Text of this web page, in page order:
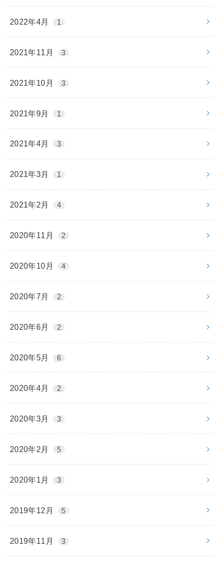
2022年4月 1
2021年11月 3
2021年10月 3
2021年9月 1
2021年4月 3
2021年3月 1
2021年2月 4
2020年11月 2
2020年10月 4
2020年7月 2
2020年6月 2
2020年5月 6
2020年4月 2
2020年3月 3
2020年2月 5
2020年1月 3
2019年12月 5
2019年11月 3